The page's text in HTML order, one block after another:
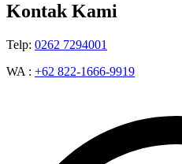
Kontak Kami
Telp: 0262 7294001
WA : +62 822-1666-9919